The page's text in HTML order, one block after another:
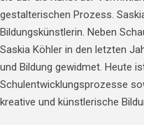
gestalterischen Prozess.
Bildungskünstlerin. Neben
Saskia Köhler in den letzten
und Bildung gewidmet. Heute
Schulentwicklungsprozesse
kreative und künstlerische